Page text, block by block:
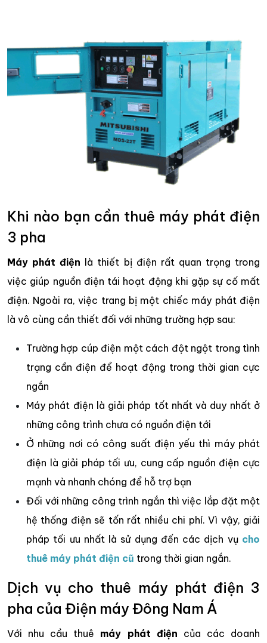
Khi nào bạn cần thuê máy phát điện
3 pha
Máy phát điện là thiết bị điện rất quan trọng trong
việc giúp nguồn điện tái hoạt động khi gặp sự cố mất
điện. Ngoài ra, việc trang bị một chiếc máy phát điện
là vô cùng cần thiết đối với những trường hợp sau:
Trường hợp cúp điện một cách đột ngột trong tình
trạng cần điện để hoạt động trong thời gian cực
ngắn
Máy phát điện là giải pháp tốt nhất và duy nhất ở
những công trình chưa có nguồn điện tới
Ở những nơi có công suất điện yếu thì máy phát
điện là giải pháp tối ưu, cung cấp nguồn điện cực
mạnh và nhanh chóng để hỗ trợ bạn
Đối với những công trình ngắn thì việc lắp đặt một
hệ thống điện sẽ tốn rất nhiều chi phí. Vì vậy, giải
pháp tối ưu nhất là sử dụng đến các dịch vụ cho
thuê máy phát điện cũ trong thời gian ngắn.
Dịch vụ cho thuê máy phát điện 3
pha của Điện máy Đông Nam Á
Với nhu cầu thuê máy phát điện của các doanh